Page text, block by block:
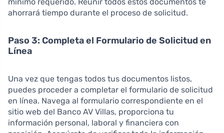
ahorrará tiempo durante el proceso de solicitud.
Paso 3: Completa el Formulario de Solicitud en
Línea
Una vez que tengas todos tus documentos listos,
puedes proceder a completar el formulario de solicitud
en línea. Navega al formulario correspondiente en el
sitio web del Banco AV Villas, proporciona tu
información personal, laboral y financiera con